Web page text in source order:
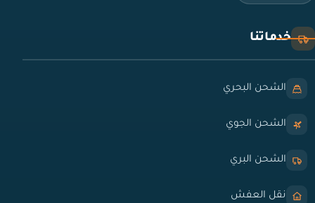
خدماتنا
الشحن البحري
الشحن الجوي
الشحن البري
نقل العفش